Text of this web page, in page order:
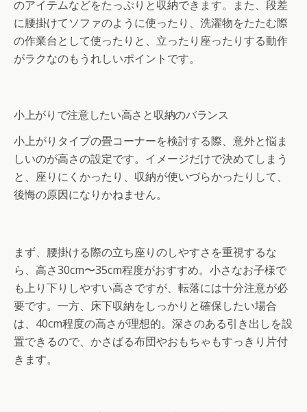
のアイテムなどをたっぷりと収納できます。また、段差
に腰掛けてソファのように使ったり、洗濯物をたたむ際
の作業台として使ったりと、立ったり座ったりする動作
がラクなのもうれしいポイントです。
小上がりで注意したい高さと収納のバランス
小上がりタイプの畳コーナーを検討する際、意外と悩ま
しいのが高さの設定です。イメージだけで決めてしまう
と、座りにくかったり、収納が使いづらかったりして、
後悔の原因になりかねません。
まず、腰掛ける際の立ち座りのしやすさを重視するな
ら、高さ30cm〜35cm程度がおすすめ。小さなお子様で
も上り下りしやすい高さですが、転落には十分注意が必
要です。一方、床下収納をしっかりと確保したい場合
は、40cm程度の高さが理想的。深さのある引き出しを設
置できるので、かさばる布団やおもちゃもすっきり片付
きます。